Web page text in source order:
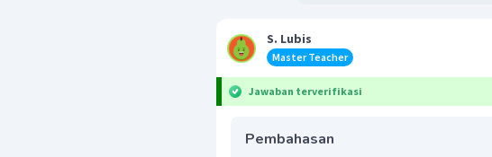
S. Lubis
Master Teacher
Jawaban terverifikasi
Pembahasan